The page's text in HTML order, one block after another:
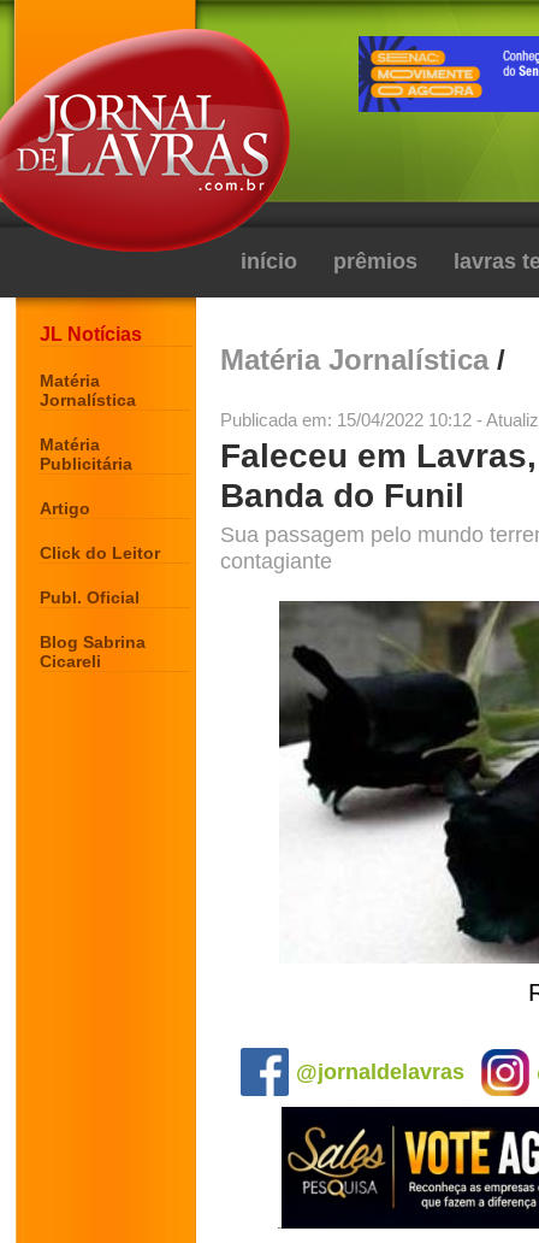
início prêmios lavras
JL Notícias
Matéria
Jornalística
Matéria
Publicitária
Artigo
Click do Leitor
Publ. Oficial
Blog Sabrina
Cicareli
Matéria Jornalística/
Publicada em: 15/04/2022 10:12 -
Faleceu em
Banda do Funil
Sua passagem pelo mundo
contagiante
@jornaldelavras